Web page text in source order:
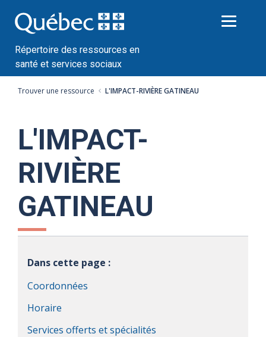
au
contenu
Répertoire des ressources en
santé et services sociaux
Trouver une ressource L'IMPACT-RIVIÈRE GATINEAU
L'IMPACT-
RIVIÈRE
GATINEAU
Dans cette page :
Coordonnées
Horaire
Services offerts et spécialités